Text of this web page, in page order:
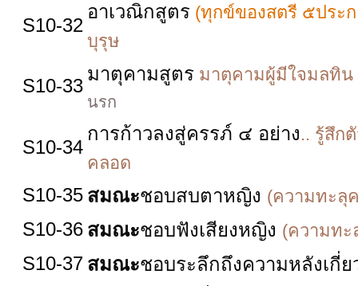
S10-32
อาเวณิกสูตร (ทุกข์ของสตรี ๕ประ
บุรุษ
S10-33
มาตุคามสูตร มาตุคามผู้มีใจมลทิน
นรก
S10-34
การก้าวลงสู่ครรภ์ ๔ อย่าง.. รู้สึก
คลอด
S10-35 สมณะชอบสบตาหญิง (ความทะลุ
S10-36 สมณะชอบฟังเสียงหญิง (ความทะ
S10-37 สมณะชอบระลึกถึงความหลังเกี่